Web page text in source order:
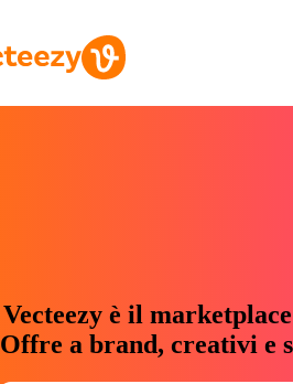
Vecteezy è il
Offre a brand, creativi e